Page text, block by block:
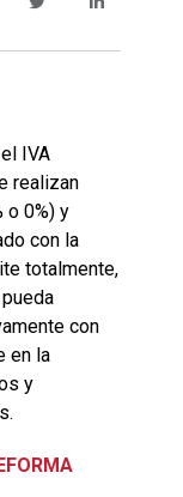
IVA
realizan
o 0%) y
con la
totalmente,
con
en la
y